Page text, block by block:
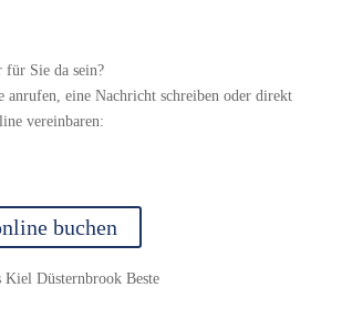
Sie da sein?
anrufen, eine Nachricht schreiben oder direkt
vereinbaren:
buchen